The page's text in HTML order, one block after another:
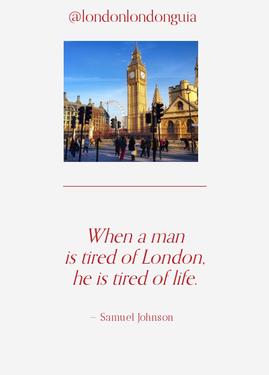
When a man
is tired of London,
he is tired of life.
@londonlondonguia
— Samuel Johnson